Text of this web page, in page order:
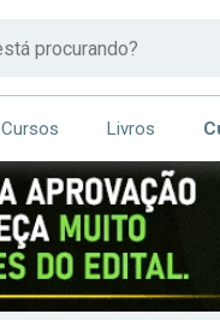
Cursos Livros